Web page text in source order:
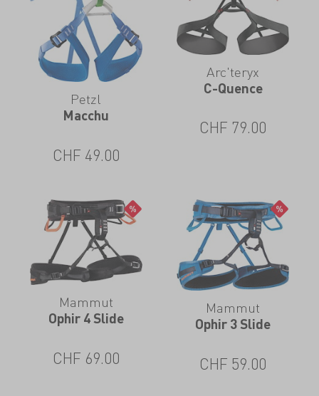
Petzl
Macchu
CHF 49.00
Arc'teryx
C-Quence
CHF 79.00
Mammut
Ophir 4 Slide
CHF 69.00
Mammut
Ophir 3 Slide
CHF 59.00